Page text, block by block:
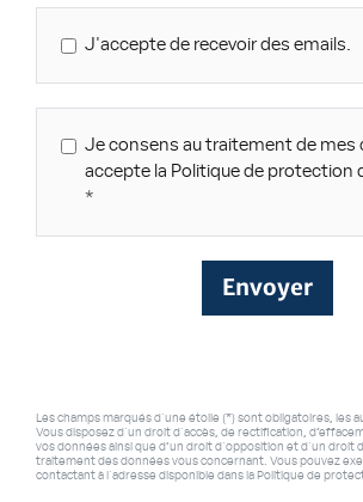
J'accepte de recevoir des emails.
Je consens au traitement de mes
accepte la Politique de protection
Envoyer
Les champs marqués d'une étoile (*) sont obligatoires, les
Vous disposez d'un droit d'accès, de rectification,
vos données ainsi que d’un droit d'opposition et d'un droit
traitement des données vous concernant. Vous pouvez
contactant à l'adresse disponible dans la Politique de